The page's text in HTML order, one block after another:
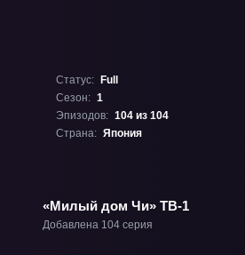
Статус:
Full
Сезон: 1
Эпизодов: 104 из 104
Страна: Япония
«Милый дом Чи» ТВ-1
Добавлена 104 серия